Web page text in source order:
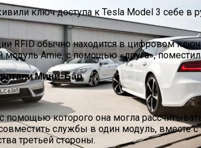
Невероятной Пользе Перца Чили
Встречу С Эрдоганом И Варфоломеем
ключ доступа к Tesla Model 3 себе в
RFID обычно находится в цифровом
Amie, с помощью «друга»,
Мини-Бар
которого она могла
службы в один модуль, вместе
третьей стороны.